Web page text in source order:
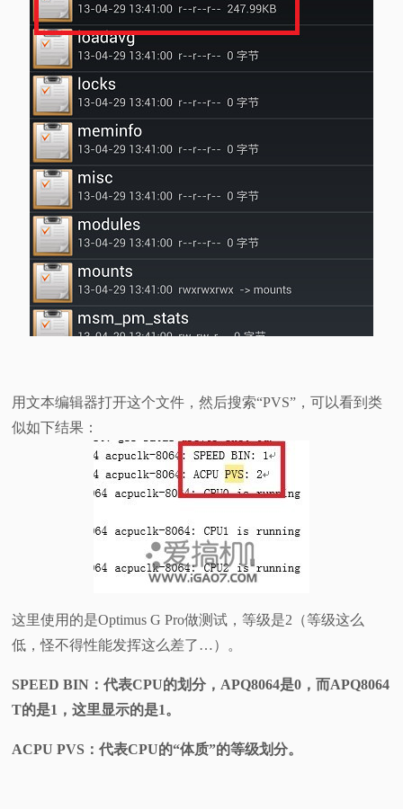
用文本编辑器打开这个文件，然后搜索“PVS”，可以看到类
似如下结果：
这里使用的是Optimus G Pro做测试，等级是2（等级这么
低，怪不得性能发挥这么差了…）。
SPEED BIN：代表CPU的划分，APQ8064是0，而APQ8064
T的是1，这里显示的是1。
ACPU PVS：代表CPU的“体质”的等级划分。